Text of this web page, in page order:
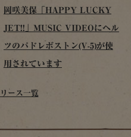
岡咲美保「HAPPY LUCKY
JET!!」MUSIC VIDEOにヘル
ツのパドレボストン(V-5)が使
用されています
ース一覧